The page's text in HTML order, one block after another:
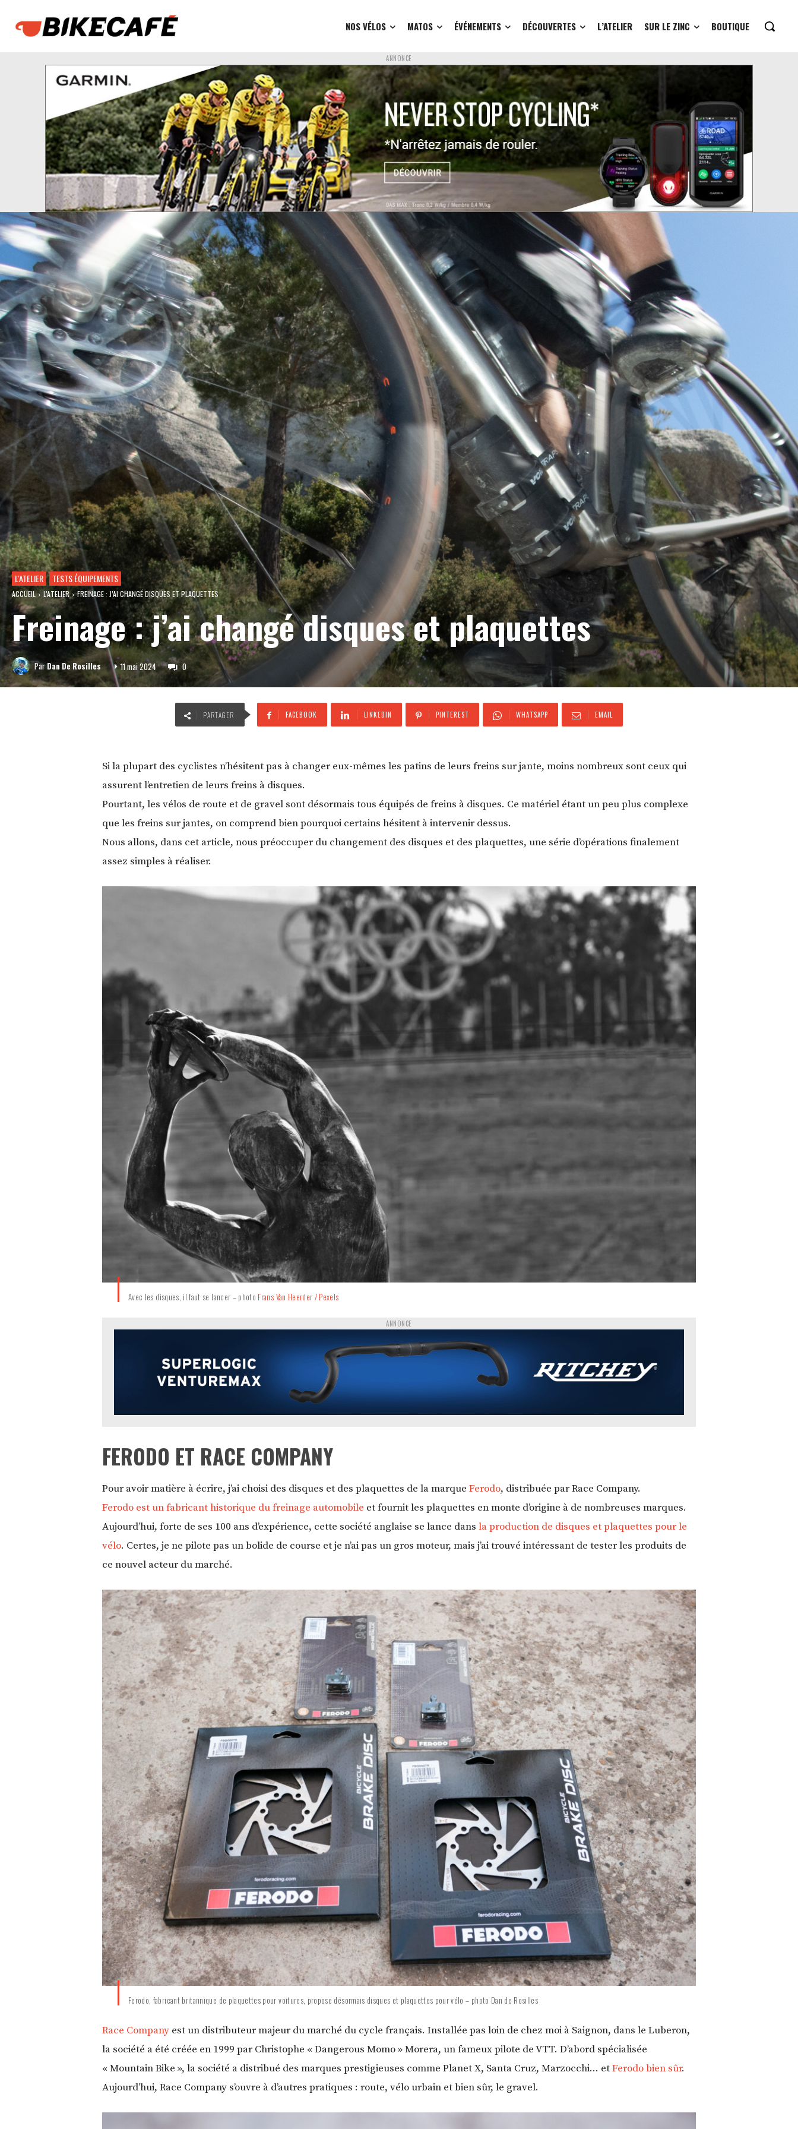
NOS VÉLOS MATOS ÉVÉNEMENTS DÉCOUVERTES L’ATELIER SUR LE ZINC BOUTIQUE
ANNONCE
L'ATELIER TESTS ÉQUIPEMENTS
ACCUEIL L'ATELIER FREINAGE : J’AI CHANGÉ DISQUES ET PLAQUETTES
Freinage : j’ai changé disques et plaquettes
Par Dan De Rosilles 11 mai 2024 0
PARTAGER FACEBOOK LINKEDIN PINTEREST WHATSAPP EMAIL
Si la plupart des cyclistes n’hésitent pas à changer eux-mêmes les patins de leurs freins sur jante, moins nombreux sont ceux qui
assurent l’entretien de leurs freins à disques.
Pourtant, les vélos de route et de gravel sont désormais tous équipés de freins à disques. Ce matériel étant un peu plus complexe
que les freins sur jantes, on comprend bien pourquoi certains hésitent à intervenir dessus.
Nous allons, dans cet article, nous préoccuper du changement des disques et des plaquettes, une série d’opérations finalement
assez simples à réaliser.
Avec les disques, il faut se lancer – photo Frans Van Heerder / Pexels
ANNONCE
FERODO ET RACE COMPANY
Pour avoir matière à écrire, j’ai choisi des disques et des plaquettes de la marque Ferodo, distribuée par Race Company.
Ferodo est un fabricant historique du freinage automobile et fournit les plaquettes en monte d’origine à de nombreuses marques.
Aujourd’hui, forte de ses 100 ans d’expérience, cette société anglaise se lance dans la production de disques et plaquettes pour le
vélo. Certes, je ne pilote pas un bolide de course et je n’ai pas un gros moteur, mais j’ai trouvé intéressant de tester les produits de
ce nouvel acteur du marché.
Ferodo, fabricant britannique de plaquettes pour voitures, propose désormais disques et plaquettes pour vélo – photo Dan de Rosilles
Race Company est un distributeur majeur du marché du cycle français. Installée pas loin de chez moi à Saignon, dans le Luberon,
la société a été créée en 1999 par Christophe « Dangerous Momo » Morera, un fameux pilote de VTT. D’abord spécialisée
« Mountain Bike », la société a distribué des marques prestigieuses comme Planet X, Santa Cruz, Marzocchi… etFerodo bien sûr.
Aujourd’hui, Race Company s’ouvre à d’autres pratiques : route, vélo urbain et bien sûr, le gravel.